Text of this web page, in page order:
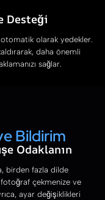
Desteği
olarak yedekler.
daha önemli
sağlar.
Bildirim
Odaklanın
birden fazla dilde
çekmenize ve
ayar değişiklikleri